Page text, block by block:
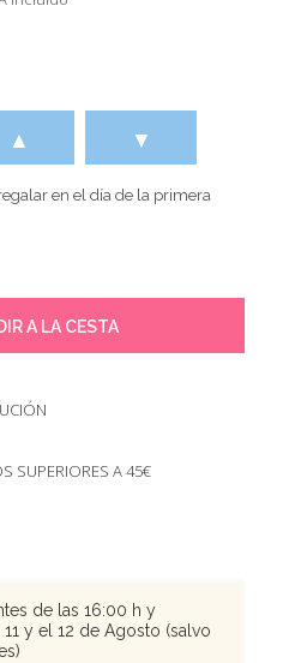
▲ ▼
en el día de la primera
A LA CESTA
SUPERIORES A 45€
de las 16:00 h y
y el 12 de Agosto (salvo